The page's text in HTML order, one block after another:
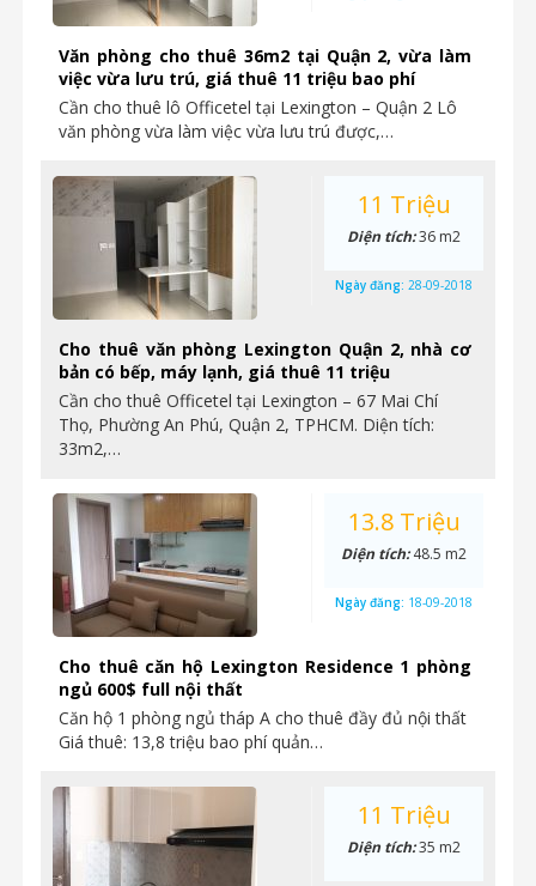
Văn phòng cho thuê 36m2 tại Quận 2, vừa làm
việc vừa lưu trú, giá thuê 11 triệu bao phí
Cần cho thuê lô Officetel tại Lexington – Quận 2 Lô
văn phòng vừa làm việc vừa lưu trú được,…
Cho thuê văn phòng Lexington Quận 2, nhà cơ
bản có bếp, máy lạnh, giá thuê 11 triệu
Cần cho thuê Officetel tại Lexington – 67 Mai Chí
Thọ, Phường An Phú, Quận 2, TPHCM. Diện tích:
33m2,…
11 Triệu
Diện tích:36 m2
Ngày đăng: 28-09-2018
Cho thuê căn hộ Lexington Residence 1 phòng
ngủ 600$ full nội thất
Căn hộ 1 phòng ngủ tháp A cho thuê đầy đủ nội thất
Giá thuê: 13,8 triệu bao phí quản…
13.8 Triệu
Diện tích:48.5 m2
Ngày đăng: 18-09-2018
11 Triệu
Diện tích:35 m2